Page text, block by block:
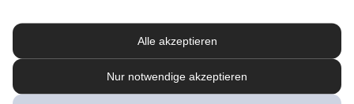
Alle akzeptieren
Nur notwendige akzeptieren
Sie erwarten folgende Gewinne: